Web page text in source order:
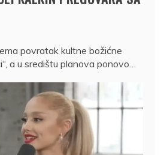
povratak kultne božićne
a u središtu planova ponovo…